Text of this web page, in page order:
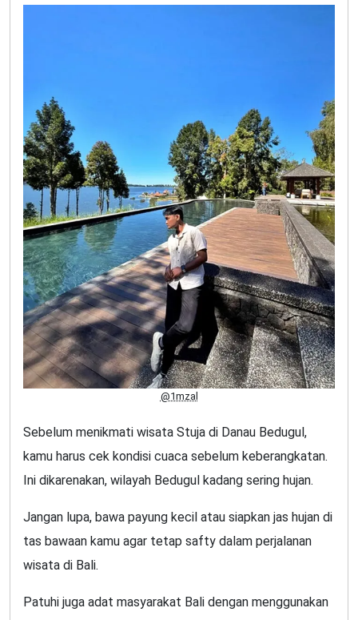
@1mzal
Sebelum menikmati wisata Stuja di Danau Bedugul,
kamu harus cek kondisi cuaca sebelum keberangkatan.
Ini dikarenakan, wilayah Bedugul kadang sering hujan.
Jangan lupa, bawa payung kecil atau siapkan jas hujan di
tas bawaan kamu agar tetap safty dalam perjalanan
wisata di Bali.
Patuhi juga adat masyarakat Bali dengan menggunakan